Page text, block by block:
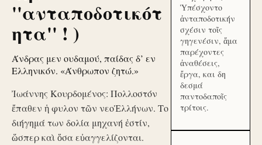
''ανταποδοτικότ
ητα'' ! )
Άνδρας μεν ουδαμού, παίδας δ’ εν
Ελληνικόν. «Άνθρωπον ζητώ.»
Ἰωάννης Κουρδομένος: Πολλοστόν
ἔπαθεν ἡ φυλον τῶν νεοἙλλήνων. Το
διήγημά των δολία μηχανή ἐστίν,
ὥσπερ καὶ ὅσα εὐαγγελίζονται.
Ὑπέσχοντο
ἀνταποδοτικήν
σχέσιν τοῖς
γηγενέσιν, ἅμα
παρέχοντες
ἀναθέσεις,
ἔργα, και δη
δεσμά
παντοδαποῖς
τρίτοις.